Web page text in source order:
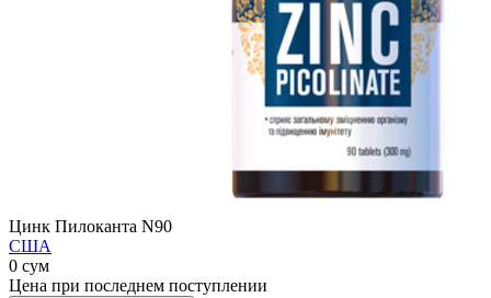
Цинк Пилоканта N90
США
0 сум
Цена при последнем поступлении